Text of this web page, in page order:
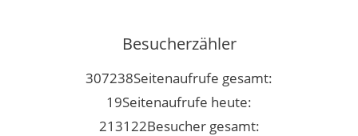
Besucherzähler
307238Seitenaufrufe gesamt:
19Seitenaufrufe heute:
213122Besucher gesamt: